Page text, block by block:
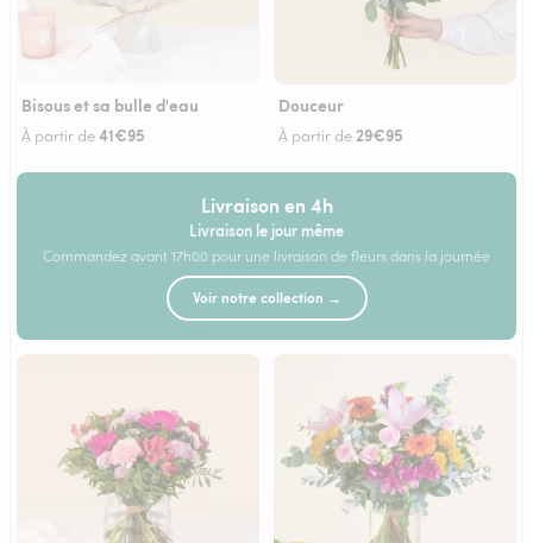
Bisous et sa bulle d'eau
À partir de41€95
Douceur
À partir de 29€95
Livraison en 4h
Livraison le jour même
Commandez avant 17h00 pour une livraison de fleurs dans la journée
Voir notre collection →